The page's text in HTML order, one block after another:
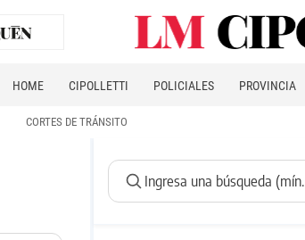
HOME CIPOLLETTI POLICIALES PROVINCIA
CORTES DE TRÁNSITO